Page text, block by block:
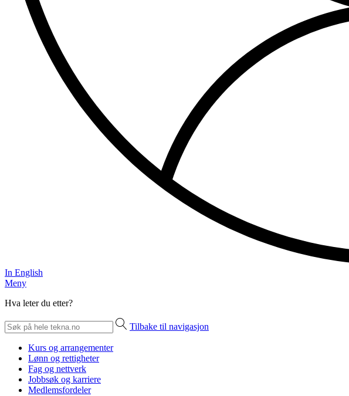
In English
Meny
Hva leter du etter?
Tilbake til navigasjon
Kurs og arrangementer
Lønn og rettigheter
Fag og nettverk
Jobbsøk og karriere
Medlemsfordeler